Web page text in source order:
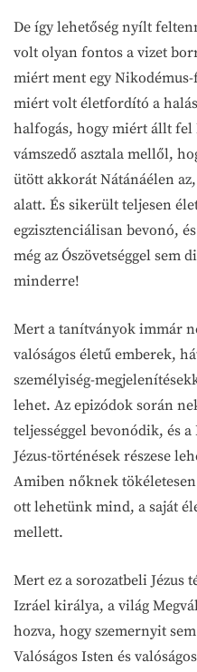
De így lehetőség nyílt
volt olyan fontos a vizet
miért ment egy
miért volt életfordító a
halfogás, hogy miért állt fel
vámszedő asztala mellől,
ütött akkorát Nátánáélen
alatt. És sikerült teljesen
egzisztenciálisan bevonó,
még az Ószövetséggel sem
minderre!
Mert a tanítványok immár
valóságos életű emberek,
személyiség-
lehet. Az epizódok során
teljességgel bevonódik, és
Jézus-történések részese
Amiben nőknek
ott lehetünk mind, a saját
mellett.
Mert ez a sorozatbeli Jézus
Izráel királya, a világ
hozva, hogy szemernyit
Valóságos Isten és